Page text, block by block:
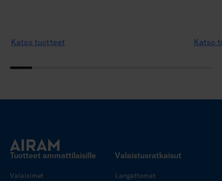
Katso tuotteet Katso
Tuotteet ammattilaisille
Valaisimet
Valaistusratkaisut
Langattomat